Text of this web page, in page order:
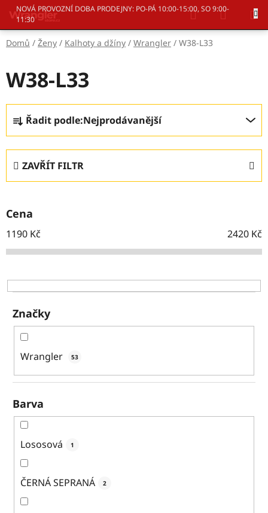
Přejít
obsah
NOVÁ PROVOZNÍ DOBA PRODEJNY: PO-PÁ 10:00-15:00, SO 9:00-
11:30
Hledat
KOŠÍK
Domů / Ženy / Kalhoty a džíny / Wrangler / W38-L33
W38-L33
Ř
a
z
n
r
o
d
k
t
ů
Řadit podle:Nejprodávanější
ZAVŘÍT FILTR
Cena
1190 Kč 2420 Kč
Značky
Wrangler 53
Barva
Lososová 1
ČERNÁ SEPRANÁ 2